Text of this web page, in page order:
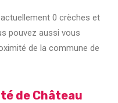
0 crèches et
pouvez aussi vous
de la commune de
de Château